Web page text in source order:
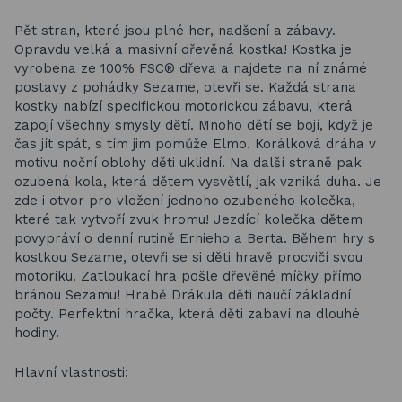
Pět stran, které jsou plné her, nadšení a zábavy.
Opravdu velká a masivní dřevěná kostka! Kostka je
vyrobena ze 100% FSC® dřeva a najdete na ní známé
postavy z pohádky Sezame, otevři se. Každá strana
kostky nabízí specifickou motorickou zábavu, která
zapojí všechny smysly dětí. Mnoho dětí se bojí, když je
čas jít spát, s tím jim pomůže Elmo. Korálková dráha v
motivu noční oblohy děti uklidní. Na další straně pak
ozubená kola, která dětem vysvětlí, jak vzniká duha. Je
zde i otvor pro vložení jednoho ozubeného kolečka,
které tak vytvoří zvuk hromu! Jezdící kolečka dětem
povypráví o denní rutině Ernieho a Berta. Během hry s
kostkou Sezame, otevři se si děti hravě procvičí svou
motoriku. Zatloukací hra pošle dřevěné míčky přímo
bránou Sezamu! Hrabě Drákula děti naučí základní
počty. Perfektní hračka, která děti zabaví na dlouhé
hodiny.
Hlavní vlastnosti: